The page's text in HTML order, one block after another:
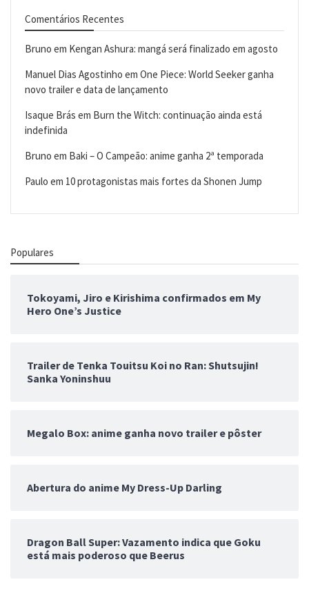
Comentários Recentes
Bruno em Kengan Ashura: mangá será finalizado em agosto
Manuel Dias Agostinho em One Piece: World Seeker ganha
novo trailer e data de lançamento
Isaque Brás em Burn the Witch: continuação ainda está
indefinida
Bruno em Baki – O Campeão: anime ganha 2ª temporada
Paulo em 10 protagonistas mais fortes da Shonen Jump
Populares
Tokoyami, Jiro e Kirishima confirmados em My
Hero One’s Justice
Trailer de Tenka Touitsu Koi no Ran: Shutsujin!
Sanka Yoninshuu
Megalo Box: anime ganha novo trailer e pôster
Abertura do anime My Dress-Up Darling
Dragon Ball Super: Vazamento indica que Goku
está mais poderoso que Beerus